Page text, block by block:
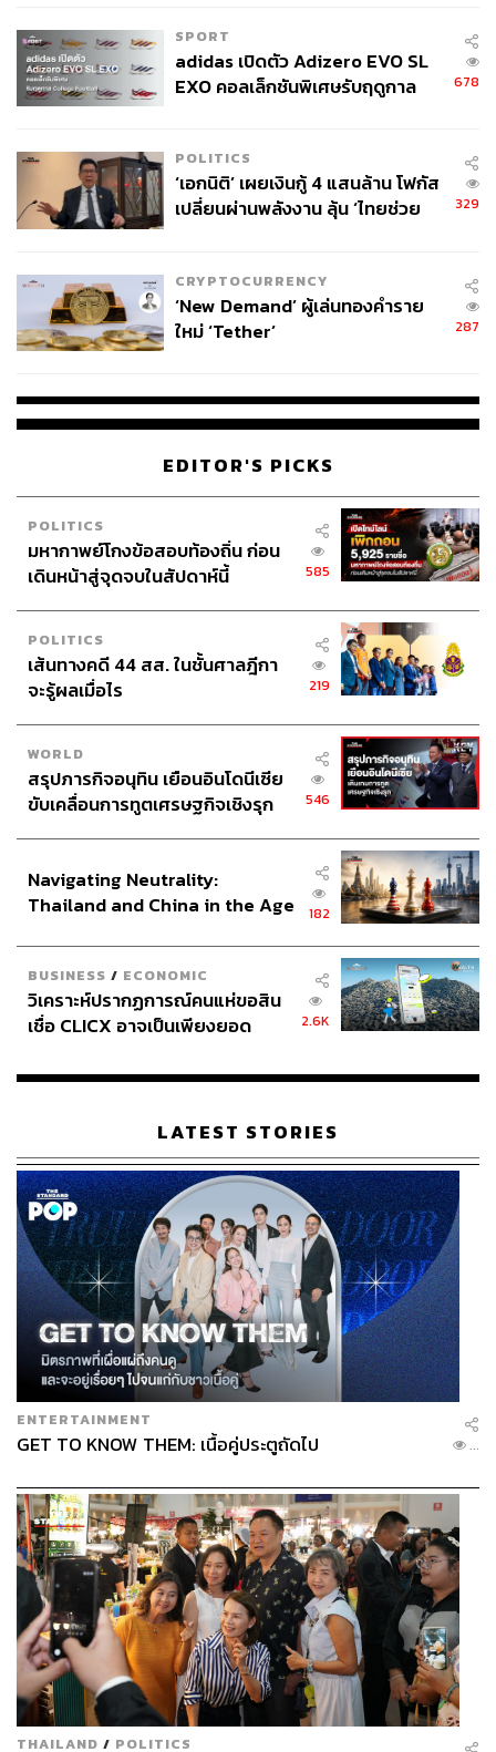
SPORT
adidas เปิดตัว Adizero EVO SL
EXO คอลเล็กชันพิเศษรับฤดูกาล
678
POLITICS
‘เอกนิติ’ เผยเงินกู้ 4 แสนล้าน โฟกัส
เปลี่ยนผ่านพลังงาน ลุ้น ‘ไทยช่วย
329
CRYPTOCURRENCY
‘New Demand’ ผู้เล่นทองคำราย
ใหม่ ‘Tether’
287
EDITOR'S PICKS
POLITICS
มหากาพย์โกงข้อสอบท้องถิ่น ก่อน
เดินหน้าสู่จุดจบในสัปดาห์นี้
585
POLITICS
เส้นทางคดี 44 สส. ในชั้นศาลฎีกา
จะรู้ผลเมื่อไร
219
WORLD
สรุปภารกิจอนุทิน เยือนอินโดนีเซีย
ขับเคลื่อนการทูตเศรษฐกิจเชิงรุก
546
Navigating Neutrality:
Thailand and China in the Age
182
BUSINESS / ECONOMIC
วิเคราะห์ปรากฏการณ์คนแห่ขอสิน
เชื่อ CLICX อาจเป็นเพียงยอด
เรือนไทยที่ถูกซุกไว้
2.6K
LATEST STORIES
ENTERTAINMENT
GET TO KNOW THEM: เนื้อคู่ประตูถัดไป ...
THAILAND / POLITICS